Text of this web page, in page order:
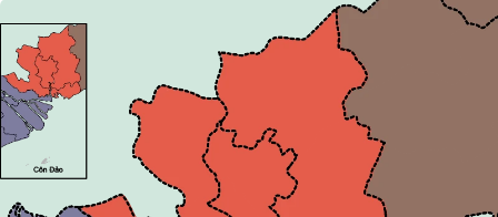
Media Chính trị
Media Kinh tế
Media Văn hóa
Media Xã hội